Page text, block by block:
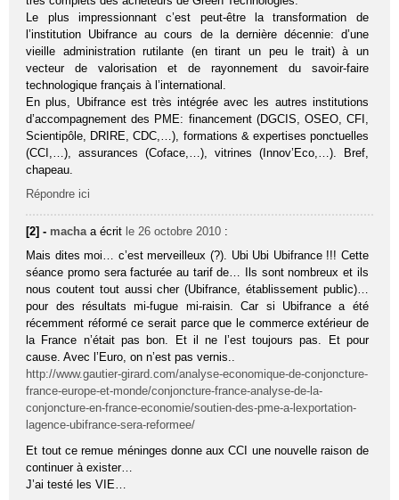
Le plus impressionnant c’est peut-être la transformation de
l’institution Ubifrance au cours de la dernière décennie: d’une
vieille administration rutilante (en tirant un peu le trait) à un
vecteur de valorisation et de rayonnement du savoir-faire
technologique français à l’international.
En plus, Ubifrance est très intégrée avec les autres institutions
d’accompagnement des PME: financement (DGCIS, OSEO, CFI,
Scientipôle, DRIRE, CDC,…), formations & expertises ponctuelles
(CCI,…), assurances (Coface,…), vitrines (Innov’Eco,…). Bref,
chapeau.
Répondre ici
[2] - macha a écrit le 26 octobre 2010 :
Mais dites moi… c’est merveilleux (?). Ubi Ubi Ubifrance !!! Cette
séance promo sera facturée au tarif de… Ils sont nombreux et ils
nous coutent tout aussi cher (Ubifrance, établissement public)…
pour des résultats mi-fugue mi-raisin. Car si Ubifrance a été
récemment réformé ce serait parce que le commerce extérieur de
la France n’était pas bon. Et il ne l’est toujours pas. Et pour
cause. Avec l’Euro, on n’est pas vernis..
http://www.gautier-girard.com/analyse-economique-de-conjoncture-
france-europe-et-monde/conjoncture-france-analyse-de-la-
conjoncture-en-france-economie/soutien-des-pme-a-lexportation-
lagence-ubifrance-sera-reformee/
Et tout ce remue méninges donne aux CCI une nouvelle raison de
continuer à exister…
J’ai testé les VIE…